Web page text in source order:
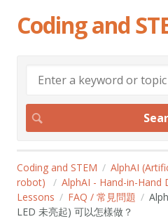
Coding and
Coding and STEM
AlphAI
robot)
AlphAI - Hand-in-Hand
Lessons
FAQ / 常見問題
LED 未亮起) 可以怎樣做？